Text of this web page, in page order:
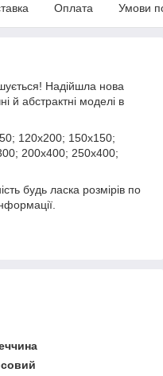
Оплата Умови
Надійшла нова
й абстрактні моделі в
120х200; 150х150;
200х400; 250х400;
будь ласка розмірів по